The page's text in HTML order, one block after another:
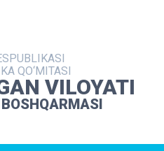
QO‘MITASI
VILOYATI